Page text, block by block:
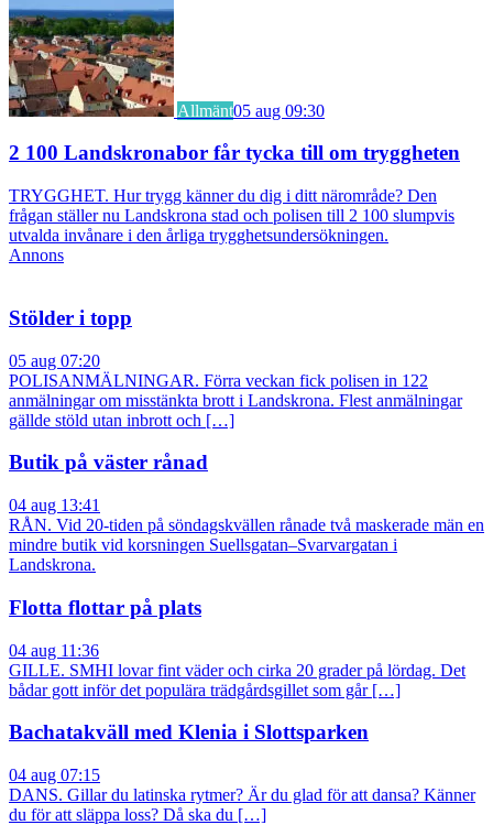
Allmänt05 aug 09:30
2 100 Landskronabor får tycka till om tryggheten
TRYGGHET. Hur trygg känner du dig i ditt närområde? Den
frågan ställer nu Landskrona stad och polisen till 2 100 slumpvis
utvalda invånare i den årliga trygghetsundersökningen.
Annons
Stölder i topp
05 aug 07:20
POLISANMÄLNINGAR. Förra veckan fick polisen in 122
anmälningar om misstänkta brott i Landskrona. Flest anmälningar
gällde stöld utan inbrott och […]
Butik på väster rånad
04 aug 13:41
RÅN. Vid 20-tiden på söndagskvällen rånade två maskerade män en
mindre butik vid korsningen Suellsgatan–Svarvargatan i
Landskrona.
Flotta flottar på plats
04 aug 11:36
GILLE. SMHI lovar fint väder och cirka 20 grader på lördag. Det
bådar gott inför det populära trädgårdsgillet som går […]
Bachatakväll med Klenia i Slottsparken
04 aug 07:15
DANS. Gillar du latinska rytmer? Är du glad för att dansa? Känner
du för att släppa loss? Då ska du […]